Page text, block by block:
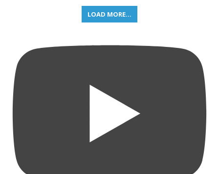
LOAD MORE...